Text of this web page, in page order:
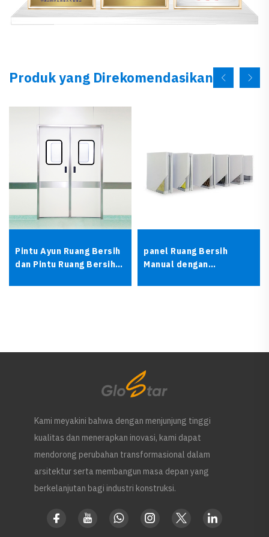
Produk yang Direkomendasikan
Pintu Ayun Ruang Bersih
dan Pintu Ruang Bersih
panel Ruang Bersih
Manual dengan
Kami meyakini bahwa dengan menjunjung tinggi
kualitas dan menerapkan inovasi, kami dapat
mendorong perubahan transformasional dalam
arsitektur serta membangun masa depan yang
berkelanjutan bagi industri konstruksi.